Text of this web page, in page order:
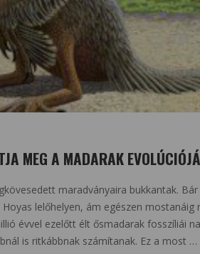
MEG A MADARAK
maradványaira bukkantak.
lelőhelyen, ám egészen mostanáig
évvel ezelőtt élt ősmadarak fosszíliái
is ritkábbnak számítanak. Ez a most …